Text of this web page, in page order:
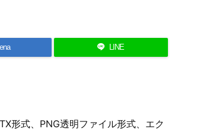
LINE
形式、PNG透明ファイル形式、エク